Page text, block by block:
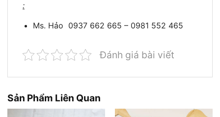
:
Ms. Hảo 0937 662 665 – 0981 552 465
Đánh giá bài viết
Sản Phẩm Liên Quan